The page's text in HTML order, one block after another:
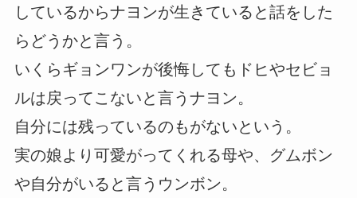
しているからナヨンが生きていると話をした
らどうかと言う。
いくらギョンワンが後悔してもドヒやセビョ
ルは戻ってこないと言うナヨン。
自分には残っているのもがないという。
実の娘より可愛がってくれる母や、グムボン
や自分がいると言うウンボン。